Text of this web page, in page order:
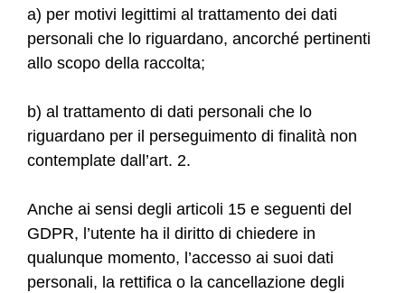
a) per motivi legittimi al trattamento dei dati
personali che lo riguardano, ancorché pertinenti
allo scopo della raccolta;
b) al trattamento di dati personali che lo
riguardano per il perseguimento di finalità non
contemplate dall’art. 2.
Anche ai sensi degli articoli 15 e seguenti del
GDPR, l’utente ha il diritto di chiedere in
qualunque momento, l’accesso ai suoi dati
personali, la rettifica o la cancellazione degli